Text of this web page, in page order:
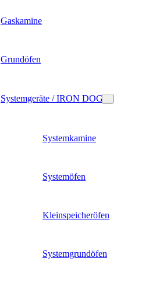
Gaskamine
Grundöfen
Systemgeräte / IRON DOG
Systemkamine
Systemöfen
Kleinspeicheröfen
Systemgrundöfen